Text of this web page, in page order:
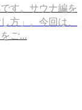
す。サウナ編を
方」。今回は、
ご...